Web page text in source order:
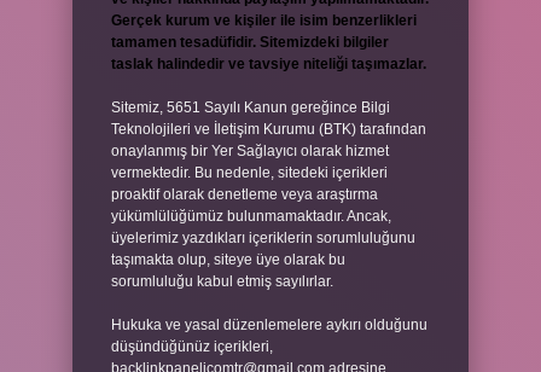
Gerçek kurum ve kişiler ile isim benzerlikleri
tamamen tesadüfidir. Sitemizdeki bilgiler
taslak halindedir ve tavsiye niteliği taşımazlar.
Sitemiz, 5651 Sayılı Kanun gereğince Bilgi
Teknolojileri ve İletişim Kurumu (BTK) tarafından
onaylanmış bir Yer Sağlayıcı olarak hizmet
vermektedir. Bu nedenle, sitedeki içerikleri
proaktif olarak denetleme veya araştırma
yükümlülüğümüz bulunmamaktadır. Ancak,
üyelerimiz yazdıkları içeriklerin sorumluluğunu
taşımakta olup, siteye üye olarak bu
sorumluluğu kabul etmiş sayılırlar.
Hukuka ve yasal düzenlemelere aykırı olduğunu
düşündüğünüz içerikleri,
backlinkpanelicomtr@gmail.com adresine